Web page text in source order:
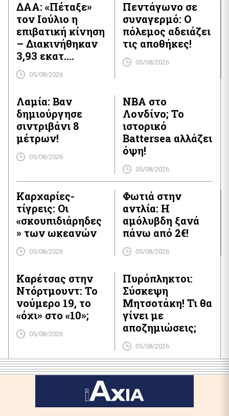
ΔΑΑ: «Πέταξε»
τον Ιούλιο η
επιβατική κίνηση
– Διακινήθηκαν
3,93 εκατ.
επιβάτες
05/08/2026
Πεντάγωνο σε
συναγερμό: Ο
πόλεμος αδειάζει
τις αποθήκες!
05/08/2026
Λαμία: Βαν
δημιούργησε
σιντριβάνι 8
μέτρων!
05/08/2026
NBA στο
Λονδίνο; Το
ιστορικό
Battersea αλλάζει
όψη!
05/08/2026
Καρχαρίες-
τίγρεις: Οι
«σκουπιδιάρηδες
» των ωκεανών
05/08/2026
Φωτιά στην
αντλία: Η
αμόλυβδη ξανά
πάνω από 2€!
05/08/2026
Καρέτσας στην
Ντόρτμουντ: Το
νούμερο 19, το
«όχι» στο «10»;
05/08/2026
Πυρόπληκτοι:
Σύσκεψη
Μητσοτάκη! Τι θα
γίνει με
αποζημιώσεις;
05/08/2026